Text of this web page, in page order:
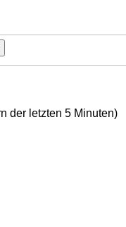
der letzten 5 Minuten)